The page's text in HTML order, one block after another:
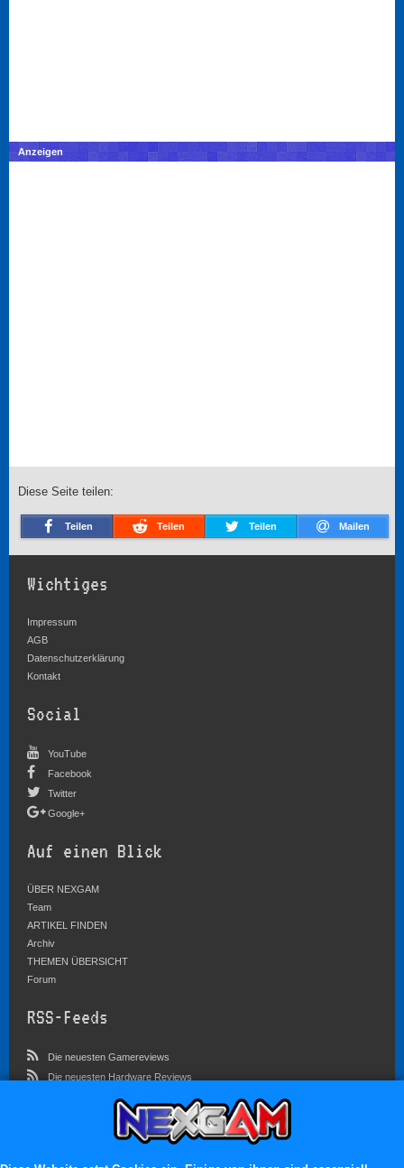
Anzeigen
Diese Seite teilen:
Teilen Teilen Teilen Mailen
Wichtiges
Impressum
AGB
Datenschutzerklärung
Kontakt
Social
YouTube
Facebook
Twitter
Google+
Auf einen Blick
ÜBER NEXGAM
Team
ARTIKEL FINDEN
Archiv
THEMEN ÜBERSICHT
Forum
RSS-Feeds
Die neuesten Gamereviews
Die neuesten Hardware Reviews
Die neuesten Artikel